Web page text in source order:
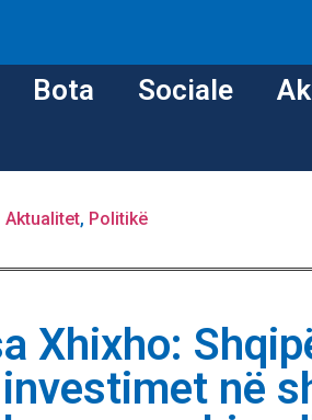
Bota Sociale
Aktualitet, Politikë
Xhixho:
në